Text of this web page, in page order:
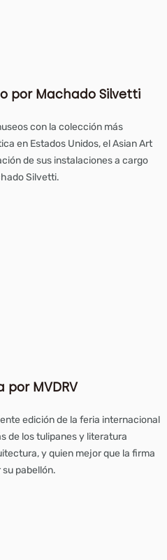
por Machado Silvetti
con la colección más
en Estados Unidos, el Asian Art
de sus instalaciones a cargo
Silvetti.
por MVDRV
edición de la feria internacional
de los tulipanes y literatura
y quien mejor que la firma
su pabellón.